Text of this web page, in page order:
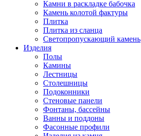
Камни в раскладке бабочка
Камень колотой фактуры
Плитка
Плитка из сланца
Светопропускающий камень
Изделия
Полы
Камины
Лестницы
Столешницы
Подоконники
Стеновые панели
Фонтаны, бассейны
Ванны и поддоны
Фасонные профили